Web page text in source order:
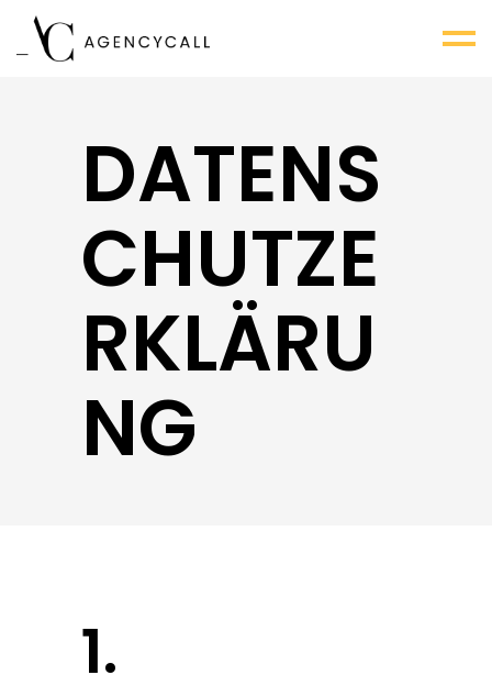
DATENS
CHUTZE
RKLÄRU
NG
1.